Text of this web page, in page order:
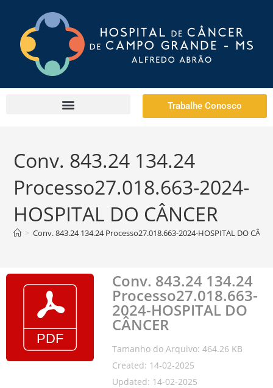
Trabalhe Conosco
Conv. 843.24 134.24
Processo27.018.663-2024-
HOSPITAL DO CÂNCER
> Conv. 843.24 134.24 Processo27.018.663-2024-HOSPITAL DO
Conv. 843.24 134.24
Processo27.018.663-
2024-HOSPITAL DO
CÂNCER
Tamanho do Arquivo: 464.26 KB
Created: 14-02-2025
Updated: 14-02-2025